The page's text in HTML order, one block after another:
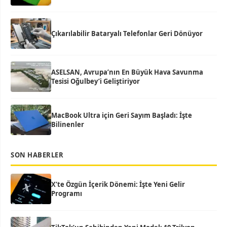
Çıkarılabilir Bataryalı Telefonlar Geri Dönüyor
ASELSAN, Avrupa’nın En Büyük Hava Savunma
Tesisi Oğulbey’i Geliştiriyor
MacBook Ultra için Geri Sayım Başladı: İşte
Bilinenler
SON HABERLER
X’te Özgün İçerik Dönemi: İşte Yeni Gelir
Programı